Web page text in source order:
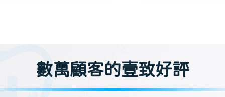
數萬顧客的壹致好評